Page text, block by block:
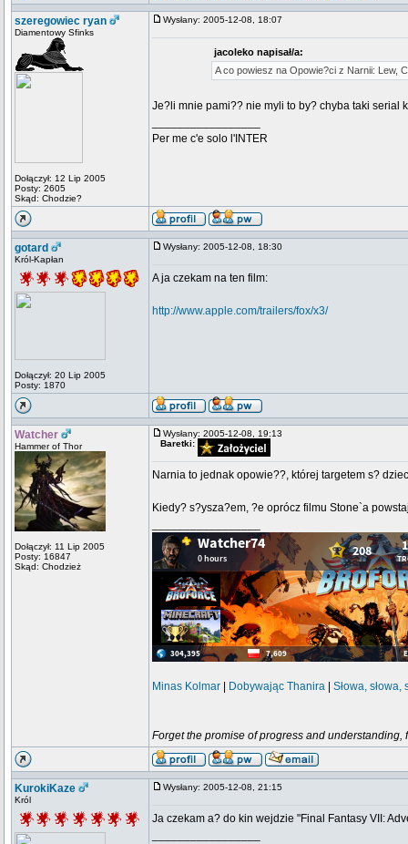
szeregowiec ryan
Diamentowy Sfinks
Dołączył: 12 Lip 2005
Posty: 2605
Skąd: Chodzie?
Wysłany: 2005-12-08, 18:07
jacoleko napisał/a:
A co powiesz na Opowie?ci z Narnii: Lew,
Je?li mnie pami?? nie myli to by? chyba taki serial
Per me c'e solo l'INTER
gotard
Król-Kapłan
Dołączył: 20 Lip 2005
Posty: 1870
Wysłany: 2005-12-08, 18:30
A ja czekam na ten film:
http://www.apple.com/trailers/fox/x3/
Watcher
Hammer of Thor
Dołączył: 11 Lip 2005
Posty: 16847
Skąd: Chodzież
Wysłany: 2005-12-08, 19:13
Baretki:
Narnia to jednak opowie??, której targetem s?
Kiedy? s?ysza?em, ?e oprócz filmu Stone`a
Minas Kolmar Dobywając Thanira Słowa, słowa,
Forget the promise of progress and
KurokiKaze
Król
Wysłany: 2005-12-08, 21:15
Ja czekam a? do kin wejdzie "Final Fantasy VII: